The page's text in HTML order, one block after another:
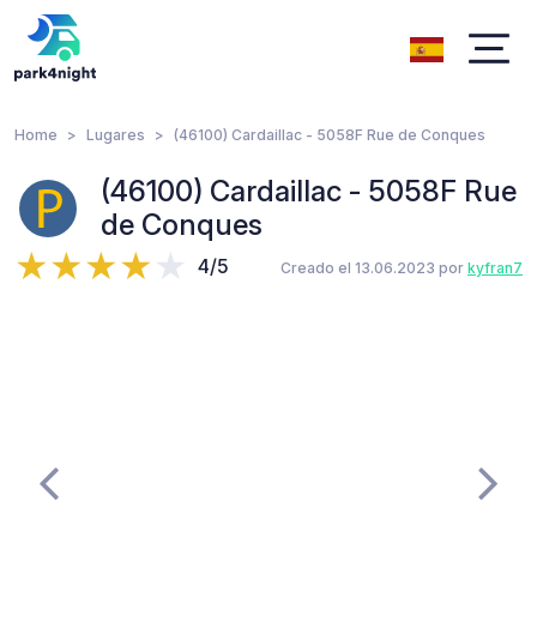
Home Lugares (46100) Cardaillac - 5058F Rue de Conques
(46100) Cardaillac - 5058F Rue
de Conques
4/5 Creado el 13.06.2023 por kyfran7